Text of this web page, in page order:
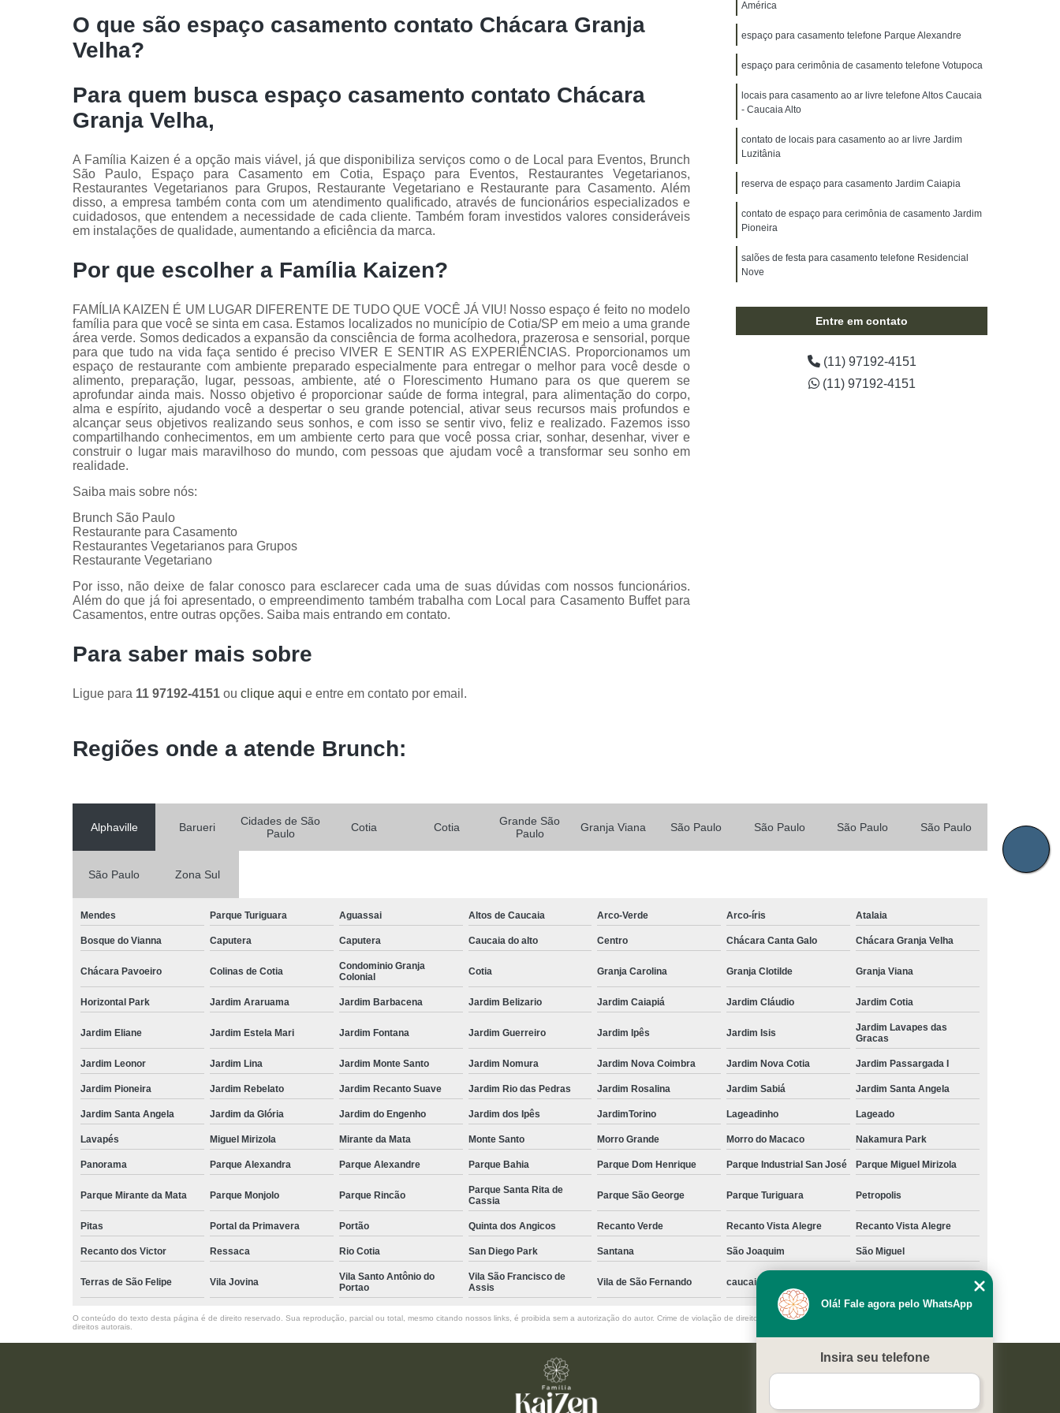
O que são espaço casamento contato Chácara Granja
Velha?
Para quem busca espaço casamento contato Chácara
Granja Velha,
A Família Kaizen é a opção mais viável, já que disponibiliza serviços como o de Local para Eventos, Brunch
São Paulo, Espaço para Casamento em Cotia, Espaço para Eventos, Restaurantes Vegetarianos,
Restaurantes Vegetarianos para Grupos, Restaurante Vegetariano e Restaurante para Casamento. Além
disso, a empresa também conta com um atendimento qualificado, através de funcionários especializados e
cuidadosos, que entendem a necessidade de cada cliente. Também foram investidos valores consideráveis
em instalações de qualidade, aumentando a eficiência da marca.
Por que escolher a Família Kaizen?
FAMÍLIA KAIZEN É UM LUGAR DIFERENTE DE TUDO QUE VOCÊ JÁ VIU! Nosso espaço é feito no modelo
família para que você se sinta em casa. Estamos localizados no município de Cotia/SP em meio a uma grande
área verde. Somos dedicados a expansão da consciência de forma acolhedora, prazerosa e sensorial, porque
para que tudo na vida faça sentido é preciso VIVER E SENTIR AS EXPERIÊNCIAS. Proporcionamos um
espaço de restaurante com ambiente preparado especialmente para entregar o melhor para você desde o
alimento, preparação, lugar, pessoas, ambiente, até o Florescimento Humano para os que querem se
aprofundar ainda mais. Nosso objetivo é proporcionar saúde de forma integral, para alimentação do corpo,
alma e espírito, ajudando você a despertar o seu grande potencial, ativar seus recursos mais profundos e
alcançar seus objetivos realizando seus sonhos, e com isso se sentir vivo, feliz e realizado. Fazemos isso
compartilhando conhecimentos, em um ambiente certo para que você possa criar, sonhar, desenhar, viver e
construir o lugar mais maravilhoso do mundo, com pessoas que ajudam você a transformar seu sonho em
realidade.
Saiba mais sobre nós:
Brunch São Paulo
Restaurante para Casamento
Restaurantes Vegetarianos para Grupos
Restaurante Vegetariano
Por isso, não deixe de falar conosco para esclarecer cada uma de suas dúvidas com nossos funcionários.
Além do que já foi apresentado, o empreendimento também trabalha com Local para Casamento Buffet para
Casamentos, entre outras opções. Saiba mais entrando em contato.
Para saber mais sobre
Ligue para 11 97192-4151 ou clique aqui e entre em contato por email.
América
espaço para casamento telefone Parque Alexandre
espaço para cerimônia de casamento telefone Votupoca
locais para casamento ao ar livre telefone Altos Caucaia
- Caucaia Alto
contato de locais para casamento ao ar livre Jardim
Luzitânia
reserva de espaço para casamento Jardim Caiapia
contato de espaço para cerimônia de casamento Jardim
Pioneira
salões de festa para casamento telefone Residencial
Nove
Entre em contato
(11) 97192-4151
(11) 97192-4151
Regiões onde a atende Brunch:
Alphaville Barueri
Cidades de São
Paulo
Cotia Cotia
Grande São
Paulo
Granja Viana São Paulo São Paulo São Paulo São Paulo
São Paulo Zona Sul
Mendes Parque Turiguara Aguassai Altos de Caucaia Arco-Verde Arco-íris Atalaia
Bosque do Vianna Caputera Caputera Caucaia do alto Centro Chácara Canta Galo Chácara Granja Velha
Chácara Pavoeiro Colinas de Cotia
Condominio Granja
Colonial
Cotia Granja Carolina Granja Clotilde Granja Viana
Horizontal Park Jardim Araruama Jardim Barbacena Jardim Belizario Jardim Caiapiá Jardim Cláudio Jardim Cotia
Jardim Eliane Jardim Estela Mari Jardim Fontana Jardim Guerreiro Jardim Ipês Jardim Isis
Jardim Lavapes das
Gracas
Jardim Leonor Jardim Lina Jardim Monte Santo Jardim Nomura Jardim Nova Coimbra Jardim Nova Cotia Jardim Passargada I
Jardim Pioneira Jardim Rebelato Jardim Recanto Suave Jardim Rio das Pedras Jardim Rosalina Jardim Sabiá Jardim Santa Angela
Jardim Santa Angela Jardim da Glória Jardim do Engenho Jardim dos Ipês JardimTorino Lageadinho Lageado
Lavapés Miguel Mirizola Mirante da Mata Monte Santo Morro Grande Morro do Macaco Nakamura Park
Panorama Parque Alexandra Parque Alexandre Parque Bahia Parque Dom Henrique Parque Industrial San José Parque Miguel Mirizola
Parque Mirante da Mata Parque Monjolo Parque Rincão
Parque Santa Rita de
Cassia
Parque São George Parque Turiguara Petropolis
Pitas Portal da Primavera Portão Quinta dos Angicos Recanto Verde Recanto Vista Alegre Recanto Vista Alegre
Recanto dos Victor Ressaca Rio Cotia San Diego Park Santana São Joaquim São Miguel
Terras de São Felipe Vila Jovina
Vila Santo Antônio do
Portao
Vila São Francisco de
Assis
Vila de São Fernando caucaia
O conteúdo do texto desta página é de direito reservado. Sua reprodução, parcial ou total, mesmo citando nossos links, é proibida sem a autorização do autor. Crime de violação de direito autoral – artigo 184 do Código Penal –
direitos autorais
Olá! Fale agora pelo WhatsApp
Insira seu telefone